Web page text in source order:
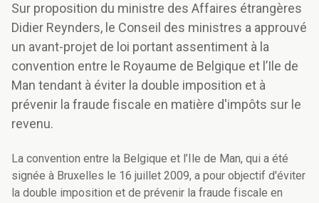
Sur proposition du ministre des Affaires étrangères
Didier Reynders, le Conseil des ministres a approuvé
un avant-projet de loi portant assentiment à la
convention entre le Royaume de Belgique et l’Ile de
Man tendant à éviter la double imposition et à
prévenir la fraude fiscale en matière d'impôts sur le
revenu.
La convention entre la Belgique et l’Ile de Man, qui a été
signée à Bruxelles le 16 juillet 2009, a pour objectif d'éviter
la double imposition et de prévenir la fraude fiscale en